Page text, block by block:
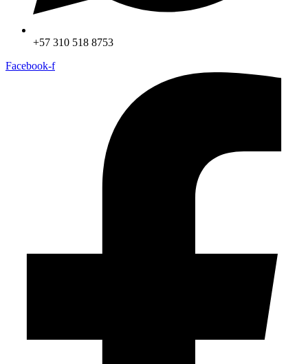
+57 310 518 8753
Facebook-f